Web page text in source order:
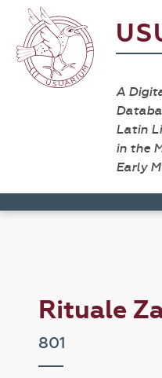
A
Latin
in the
Early
Rituale
801